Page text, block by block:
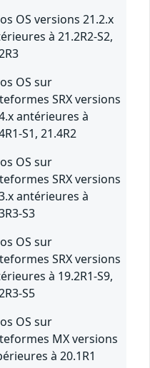
OS versions 21.2.x
à 21.2R2-S2,
OS sur
SRX versions
antérieures à
S1, 21.4R2
OS sur
SRX versions
antérieures à
S3
OS sur
SRX versions
à 19.2R1-S9,
S5
OS sur
MX versions
à 20.1R1